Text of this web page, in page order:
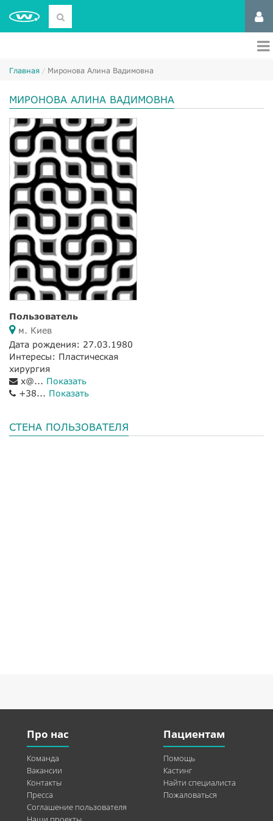
Главная Миронова Алина Вадимовна
МИРОНОВА АЛИНА ВАДИМОВНА
Пользователь
м. Киев
Дата рождения: 27.03.1980
Интересы: Пластическая
хирургия
x@... Показать
+38... Показать
СТЕНА ПОЛЬЗОВАТЕЛЯ
Про нас
Команда
Вакансии
Контакты
Пресса
Соглашение пользователя
Пациентам
Помощь
Кастинг
Найти специалиста
Пожаловаться